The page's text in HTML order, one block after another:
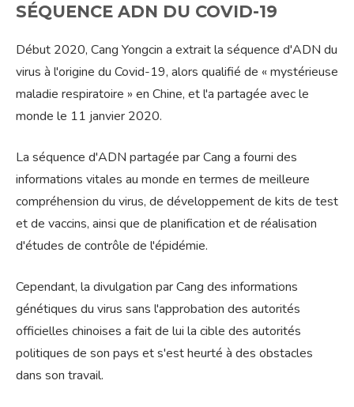
SÉQUENCE ADN DU COVID-19
Début 2020, Cang Yongcin a extrait la séquence d'ADN du
virus à l'origine du Covid-19, alors qualifié de « mystérieuse
maladie respiratoire » en Chine, et l'a partagée avec le
monde le 11 janvier 2020.
La séquence d'ADN partagée par Cang a fourni des
informations vitales au monde en termes de meilleure
compréhension du virus, de développement de kits de test
et de vaccins, ainsi que de planification et de réalisation
d'études de contrôle de l'épidémie.
Cependant, la divulgation par Cang des informations
génétiques du virus sans l'approbation des autorités
officielles chinoises a fait de lui la cible des autorités
politiques de son pays et s'est heurté à des obstacles
dans son travail.